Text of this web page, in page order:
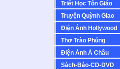
Triết Học Tôn Giáo
Truyện Quỳnh Giao
Ðiện Ảnh Hollywood
Thơ Trào Phúng
Ðiện Ảnh Á Châu
Sách-Báo-CD-DVD